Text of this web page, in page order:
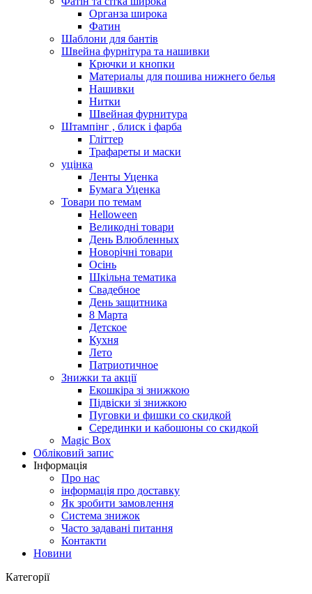
Органза широка
Фатин
Шаблони для бантів
Швейна фурнітура та нашивки
Крючки и кнопки
Материалы для пошива нижнего белья
Нашивки
Нитки
Швейная фурнитура
Штампінг , блиск і фарба
Гліттер
Трафареты и маски
уцінка
Ленты Уценка
Бумага Уценка
Товари по темам
Helloween
Великодні товари
День Влюбленных
Новорічні товари
Осінь
Шкільна тематика
Свадебное
День защитника
8 Марта
Детское
Кухня
Лето
Патриотичное
Знижки та акції
Екошкіра зі знижкою
Підвіски зі знижкою
Пуговки и фишки со скидкой
Серединки и кабошоны со скидкой
Magic Box
Обліковий запис
Інформація
Про нас
інформація про доставку
Як зробити замовлення
Система знижок
Часто задавані питання
Контакти
Новини
Категорії